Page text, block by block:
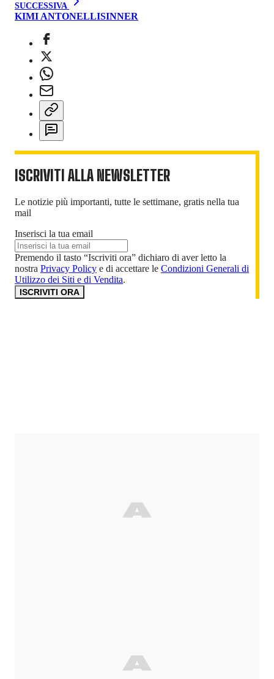
SUCCESSIVA
KIMI ANTONELLISINNER
ISCRIVITI ALLA NEWSLETTER
Le notizie più importanti, tutte le settimane, gratis nella tua
mail
Inserisci la tua email
Premendo il tasto “Iscriviti ora” dichiaro di aver letto la
nostra Privacy Policy e di accettare le Condizioni Generali di
Utilizzo dei Siti e di Vendita.
ISCRIVITI ORA